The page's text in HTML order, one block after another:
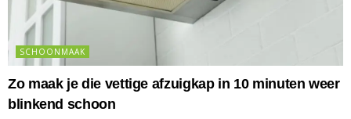
SCHOONMAAK
Zo maak je die vettige afzuigkap in 10 minuten weer
blinkend schoon